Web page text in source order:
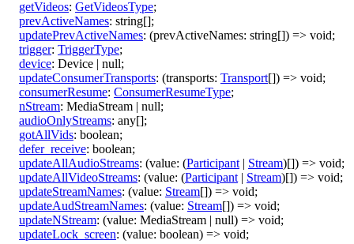
getVideos: GetVideosType;
prevActiveNames: string[];
updatePrevActiveNames: (prevActiveNames: string[]) => void;
trigger: TriggerType;
device: Device | null;
updateConsumerTransports: (transports: Transport[]) => void;
consumerResume: ConsumerResumeType;
nStream: MediaStream | null;
audioOnlyStreams: any[];
gotAllVids: boolean;
defer_receive: boolean;
updateAllAudioStreams: (value: (Participant | Stream)[]) => void;
updateAllVideoStreams: (value: (Participant | Stream)[]) => void;
updateStreamNames: (value: Stream[]) => void;
updateAudStreamNames: (value: Stream[]) => void;
updateNStream: (value: MediaStream | null) => void;
updateLock_screen: (value: boolean) => void;